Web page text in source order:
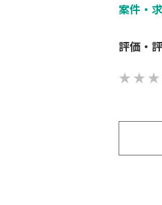
案件・
評価・